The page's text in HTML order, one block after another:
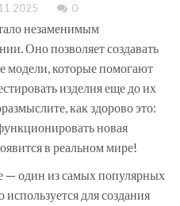
2025 0
незаменимым
Оно позволяет создавать
модели, которые помогают
изделия еще до их
как здорово это:
новая
в реальном мире!
— один из самых популярных
для создания